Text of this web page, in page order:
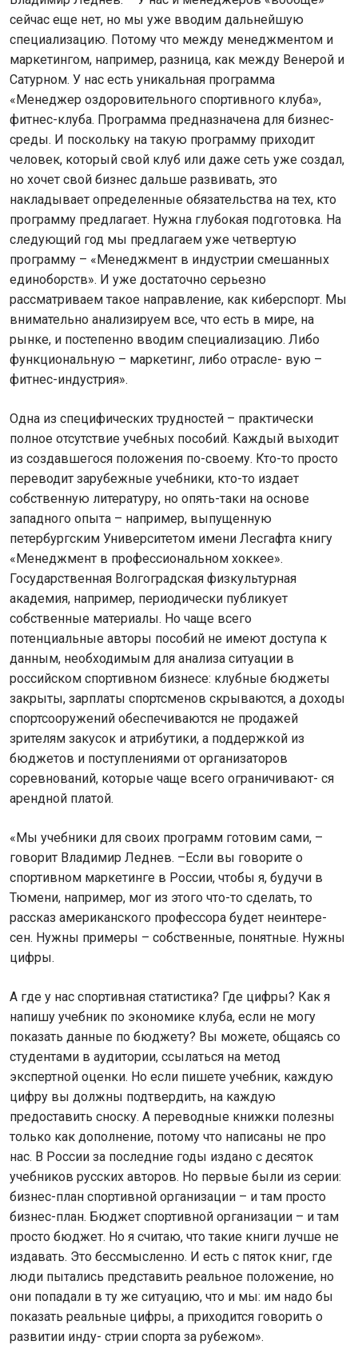
сейчас еще нет, но мы уже вводим дальнейшую
специализацию. Потому что между менеджментом и
маркетингом, например, разница, как между Венерой и
Сатурном. У нас есть уникальная программа
«Менеджер оздоровительного спортивного клуба»,
фитнес-клуба. Программа предназначена для бизнес-
среды. И поскольку на такую программу приходит
человек, который свой клуб или даже сеть уже создал,
но хочет свой бизнес дальше развивать, это
накладывает определенные обязательства на тех, кто
программу предлагает. Нужна глубокая подготовка. На
следующий год мы предлагаем уже четвертую
программу – «Менеджмент в индустрии смешанных
единоборств». И уже достаточно серьезно
рассматриваем такое направление, как киберспорт. Мы
внимательно анализируем все, что есть в мире, на
рынке, и постепенно вводим специализацию. Либо
функциональную – маркетинг, либо отрасле- вую –
фитнес-индустрия».
Одна из специфических трудностей – практически
полное отсутствие учебных пособий. Каждый выходит
из создавшегося положения по-своему. Кто-то просто
переводит зарубежные учебники, кто-то издает
собственную литературу, но опять-таки на основе
западного опыта – например, выпущенную
петербургским Университетом имени Лесгафта книгу
«Менеджмент в профессиональном хоккее».
Государственная Волгоградская физкультурная
академия, например, периодически публикует
собственные материалы. Но чаще всего
потенциальные авторы пособий не имеют доступа к
данным, необходимым для анализа ситуации в
российском спортивном бизнесе: клубные бюджеты
закрыты, зарплаты спортсменов скрываются, а доходы
спортсооружений обеспечиваются не продажей
зрителям закусок и атрибутики, а поддержкой из
бюджетов и поступлениями от организаторов
соревнований, которые чаще всего ограничивают- ся
арендной платой.
«Мы учебники для своих программ готовим сами, –
говорит Владимир Леднев. –Если вы говорите о
спортивном маркетинге в России, чтобы я, будучи в
Тюмени, например, мог из этого что-то сделать, то
рассказ американского профессора будет неинтере-
сен. Нужны примеры – собственные, понятные. Нужны
цифры.
А где у нас спортивная статистика? Где цифры? Как я
напишу учебник по экономике клуба, если не могу
показать данные по бюджету? Вы можете, общаясь со
студентами в аудитории, ссылаться на метод
экспертной оценки. Но если пишете учебник, каждую
цифру вы должны подтвердить, на каждую
предоставить сноску. А переводные книжки полезны
только как дополнение, потому что написаны не про
нас. В России за последние годы издано с десяток
учебников русских авторов. Но первые были из серии:
бизнес-план спортивной организации – и там просто
бизнес-план. Бюджет спортивной организации – и там
просто бюджет. Но я считаю, что такие книги лучше не
издавать. Это бессмысленно. И есть с пяток книг, где
люди пытались представить реальное положение, но
они попадали в ту же ситуацию, что и мы: им надо бы
показать реальные цифры, а приходится говорить о
развитии инду- стрии спорта за рубежом».